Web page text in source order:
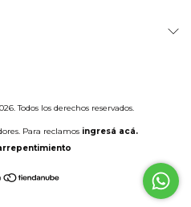
Todos los derechos reservados.
Para reclamos ingresá acá.